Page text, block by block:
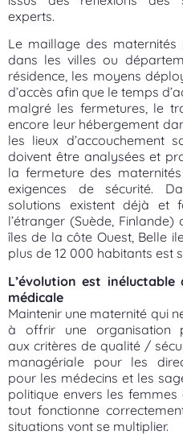
experts.
Le maillage des maternités
dans les villes ou
résidence, les moyens
d’accès afin que le temps
malgré les fermetures, le
encore leur hébergement
les lieux d’accouchement
doivent être analysées et
la fermeture des
exigences de sécurité.
solutions existent déjà et
l’étranger (Suède,
îles de la côte Ouest, Belle
plus de 12 000 habitants est
L’évolution est
médicale
Maintenir une maternité qui
à offrir une organisation
aux critères de qualité /
managériale pour les
pour les médecins et les
politique envers les
tout fonctionne
situations vont se multiplier.